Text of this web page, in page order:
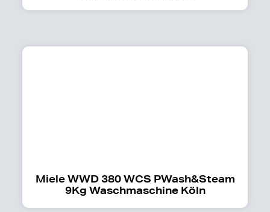
Miele WWD 380 WCS PWash&Steam
9Kg Waschmaschine Köln